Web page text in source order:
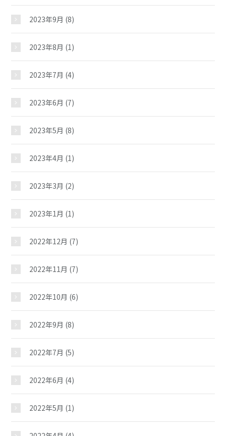
スケジュール
施設紹介
教室紹介
夢ステーション
児童クラブ
2023年9月 (8)
2023年8月 (1)
2023年7月 (4)
2023年6月 (7)
2023年5月 (8)
2023年4月 (1)
2023年3月 (2)
2023年1月 (1)
2022年12月 (7)
2022年11月 (7)
2022年10月 (6)
2022年9月 (8)
2022年7月 (5)
2022年6月 (4)
2022年5月 (1)